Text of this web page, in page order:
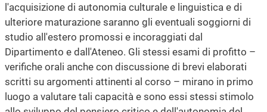
l'acquisizione di autonomia culturale e linguistica e di
ulteriore maturazione saranno gli eventuali soggiorni di
studio all'estero promossi e incoraggiati dal
Dipartimento e dall'Ateneo. Gli stessi esami di profitto –
verifiche orali anche con discussione di brevi elaborati
scritti su argomenti attinenti al corso – mirano in primo
luogo a valutare tali capacità e sono essi stessi stimolo